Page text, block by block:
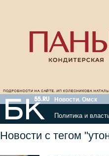
Новости. Омск
Политика и
Новости с тегом